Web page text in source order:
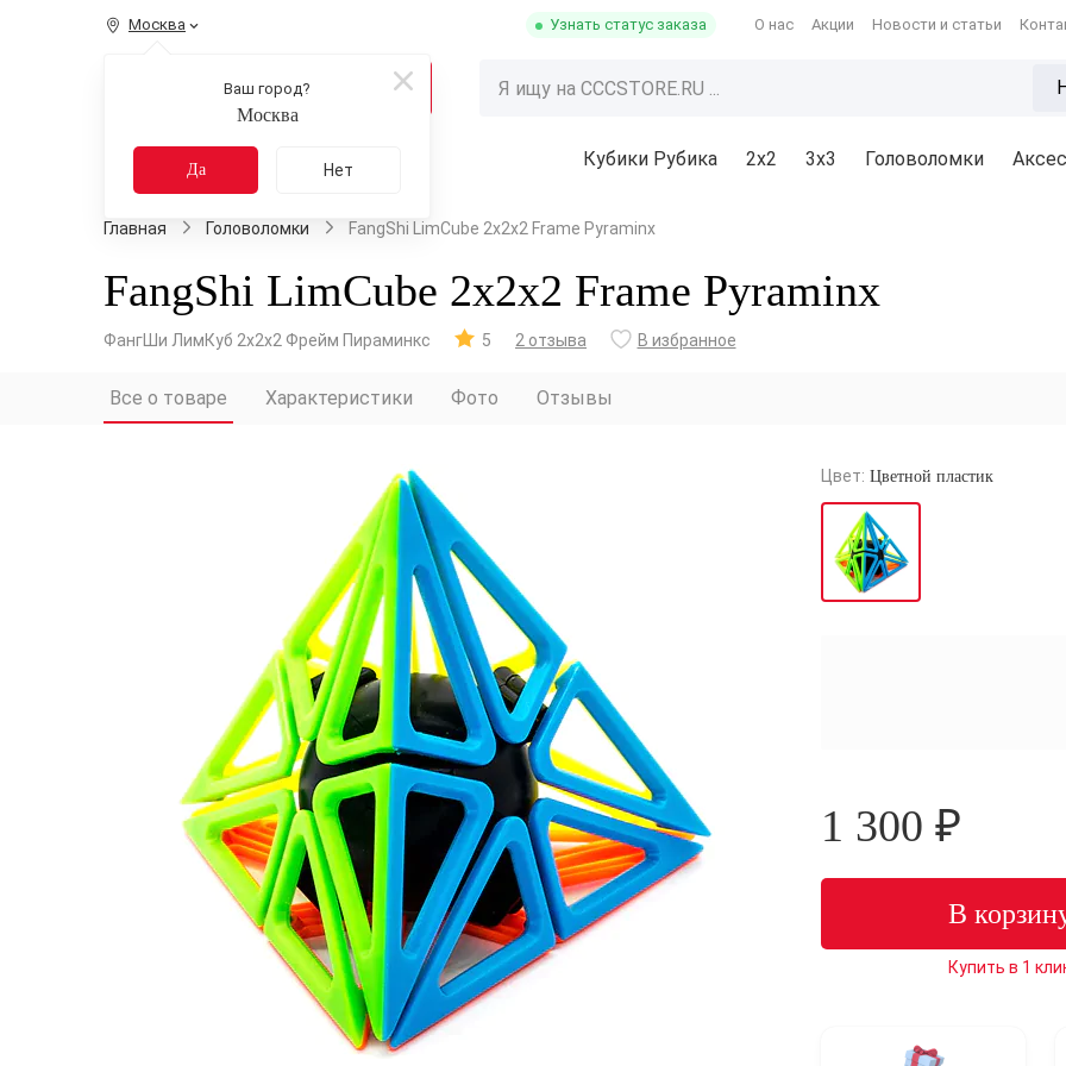
Москва
Ваш город?
Москва
Да Нет
Узнать статус заказа О нас Акции Новости и статьи
КАТАЛОГ
Распродажа Кубики Рубика 2x2 3х3 Головоломки
Главная Головоломки FangShi LimCube 2x2x2 Frame Pyraminx
FangShi LimCube 2x2x2 Frame Pyraminx
ФангШи ЛимКуб 2х2х2 Фрейм Пираминкс 5 2 отзыва В избранное
Все о товаре Характеристики Фото Отзывы
Цвет: Цветной пластик
1 300 ₽
В
Купить в 1